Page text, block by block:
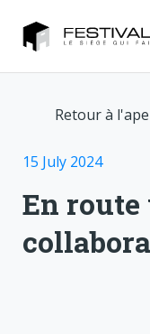
NL
Retour à
15 July 2024
En route